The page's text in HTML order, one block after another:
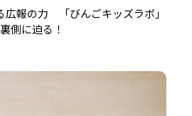
広報の力 「びんごキッズラボ」
側に迫る！